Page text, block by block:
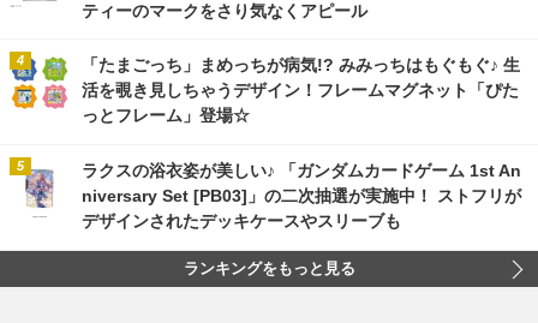
ティーのマークをさり気なくアピール
「たまごっち」まめっちが病気!? みみっちはもぐもぐ♪ 生
活を覗き見しちゃうデザイン！フレームマグネット「ぴた
っとフレーム」登場☆
ラクスの浴衣姿が美しい♪ 「ガンダムカードゲーム 1st An
niversary Set [PB03]」の二次抽選が実施中！ ストフリが
デザインされたデッキケースやスリーブも
ランキングをもっと見る